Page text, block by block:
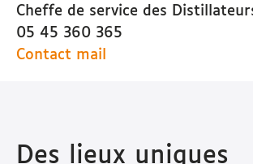
Cheffe de service des
05 45 360 365
Contact mail
Des lieux uniques